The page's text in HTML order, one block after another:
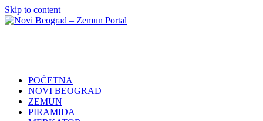
Skip to content
Portal
POČETNA
NOVI BEOGRAD
ZEMUN
PIRAMIDA